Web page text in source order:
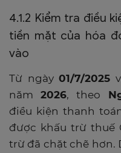
4.1.2 Kiểm tra điều
tiền mặt của hóa
vào
Từ ngày01/7/2025
năm2026, theo
điều kiện thanh
được khấu trừ thuế
trừ đã chặt chẽ hơn.